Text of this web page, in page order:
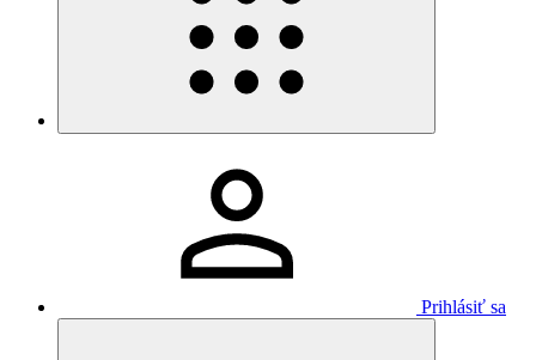
Prihlásiť sa